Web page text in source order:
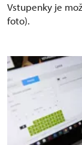
Vstupenky je
foto).